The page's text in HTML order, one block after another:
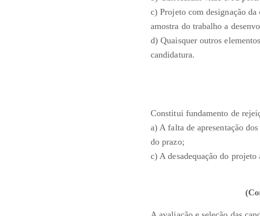
c) Projeto com designação da
amostra do trabalho a
d) Quaisquer outros
candidatura.
Constitui fundamento de
a) A falta de apresentação
do prazo;
c) A desadequação do